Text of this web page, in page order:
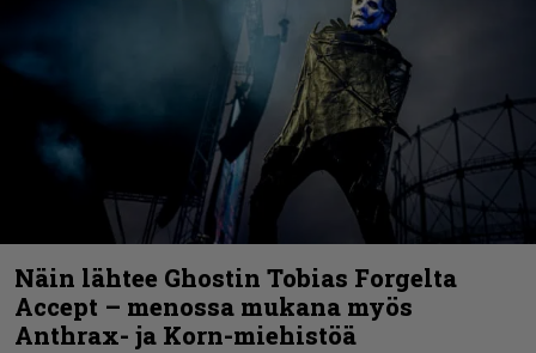
Näin lähtee Ghostin Tobias Forgelta
Accept – menossa mukana myös
Anthrax- ja Korn-miehistöä